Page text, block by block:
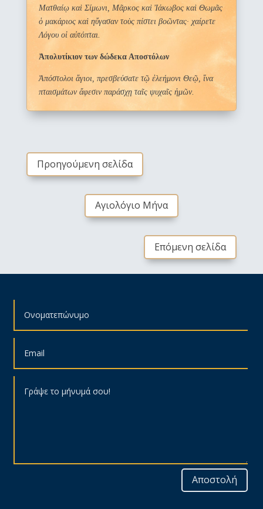
Ματθαίῳ καὶ Σίμωνι, Μᾶρκος καὶ Ἰάκωβος καὶ Θωμᾶς
ὁ μακάριος καὶ ηὔγασαν τοὺς πίστει βοῶντας· χαίρετε
Λόγου οἱ αὐτόπται.
Ἀπολυτίκιον των δώδεκα Αποστόλων
Ἀπόστολοι ἅγιοι, πρεσβεύσατε τῷ ἐλεήμονι Θεῷ, ἵνα
πταισμάτων ἄφεσιν παράσχῃ ταῖς ψυχαῖς ἡμῶν.
Προηγούμενη σελίδα
Αγιολόγιο Μήνα
Επόμενη σελίδα
Αποστολή